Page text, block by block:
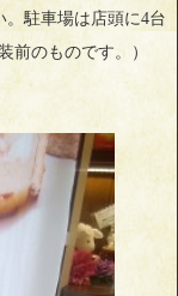
駐車場は店頭に4台
前のものです。）